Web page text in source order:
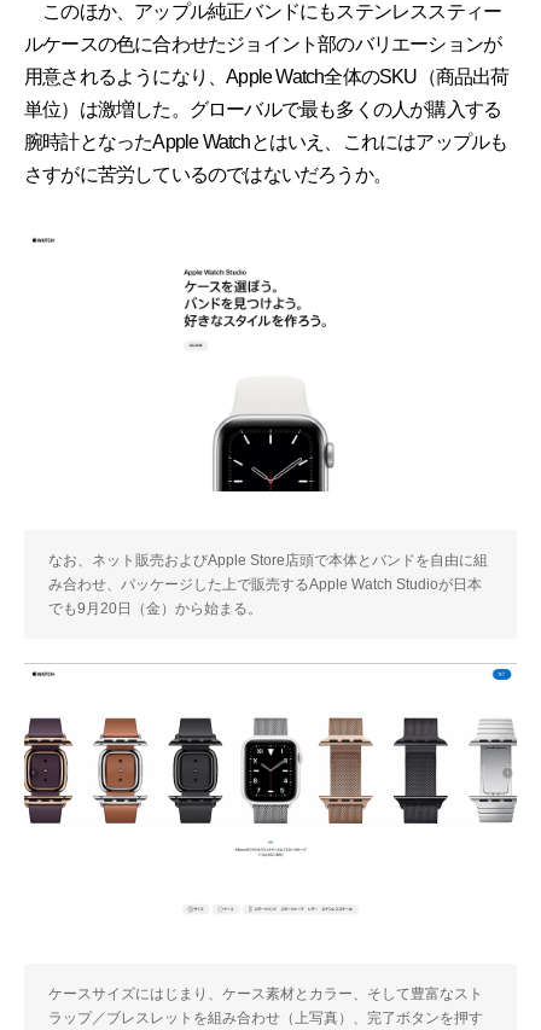
このほか、アップル純正バンドにもステンレススティー
ルケースの色に合わせたジョイント部のバリエーションが
用意されるようになり、Apple Watch全体のSKU（商品出荷
単位）は激増した。グローバルで最も多くの人が購入する
腕時計となったApple Watchとはいえ、これにはアップルも
さすがに苦労しているのではないだろうか。
なお、ネット販売およびApple Store店頭で本体とバンドを自由に組
み合わせ、パッケージした上で販売するApple Watch Studioが日本
でも9月20日（金）から始まる。
ケースサイズにはじまり、ケース素材とカラー、そして豊富なスト
ラップ／ブレスレットを組み合わせ（上写真）、完了ボタンを押す